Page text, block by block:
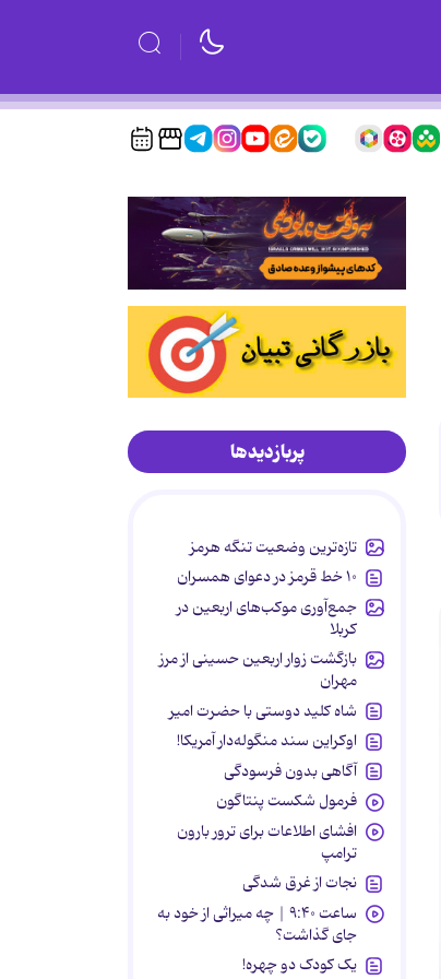
پربازدیدها
تازه‌ترین وضعیت تنگه هرمز
۱۰ خط قرمز در دعوای همسران
جمع‌آوری موکب‌های اربعین در
کربلا
بازگشت زوار اربعین حسینی از مرز
مهران
شاه کلید دوستی با حضرت امیر
اوکراین سند منگوله‌دار آمریکا!
آگاهی بدون فرسودگی
فرمول شکست پنتاگون
افشای اطلاعات برای ترور بارون
ترامپ
نجات از غرق شدگی
ساعت ۹:۴۰ | چه میراثی از خود به
جای گذاشت؟
یک کودک دو چهره!